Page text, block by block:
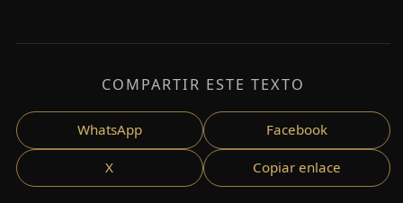
COMPARTIR ESTE TEXTO
WhatsApp Facebook
X Copiar enlace